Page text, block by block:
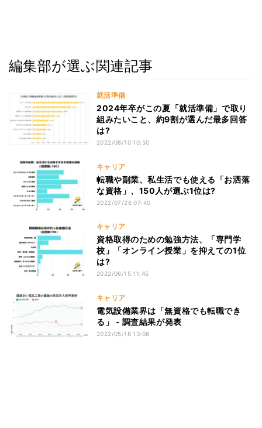
編集部が選ぶ関連記事
就活準備
2024年卒がこの夏「就活準備」で取り
組みたいこと、約9割が選んだ最多回答
は?
2022/08/10 10:50
キャリア
転職や副業、私生活でも使える「お洒落
な資格」、150人が選ぶ1位は?
2022/07/26 07:40
キャリア
資格取得のための勉強方法、「専門学
校」「オンライン授業」を抑えての1位
は?
2022/06/15 11:45
キャリア
電気設備業界は「無資格でも転職でき
る」 - 調査結果が発表
2022/05/18 13:06